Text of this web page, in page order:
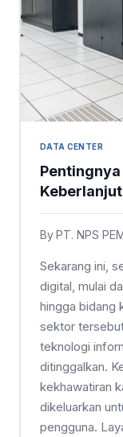
DATA CENTER
ByPT. NPS
Sekarang ini,
digital, mulai
hingga bidang
sektor
teknologi
ditinggalkan.
kekhawatiran
dikeluarkan
pengguna.